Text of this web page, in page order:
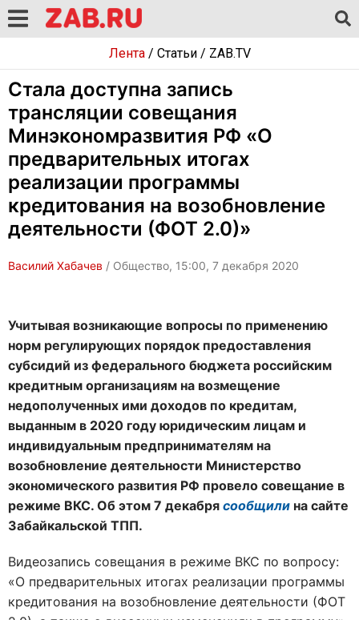
Лента/ Статьи/ ZAB.TV
Стала доступна запись
трансляции совещания
Минэкономразвития РФ «О
предварительных итогах
реализации программы
кредитования на возобновление
деятельности (ФОТ 2.0)»
Василий Хабачев / Общество, 15:00, 7 декабря 2020
Учитывая возникающие вопросы по применению
норм регулирующих порядок предоставления
субсидий из федерального бюджета российским
кредитным организациям на возмещение
недополученных ими доходов по кредитам,
выданным в 2020 году юридическим лицам и
индивидуальным предпринимателям на
возобновление деятельности Министерство
экономического развития РФ провело совещание в
режиме ВКС. Об этом 7 декабря сообщили на сайте
Забайкальской ТПП.
Видеозапись совещания в режиме ВКС по вопросу:
«О предварительных итогах реализации программы
кредитования на возобновление деятельности (ФОТ